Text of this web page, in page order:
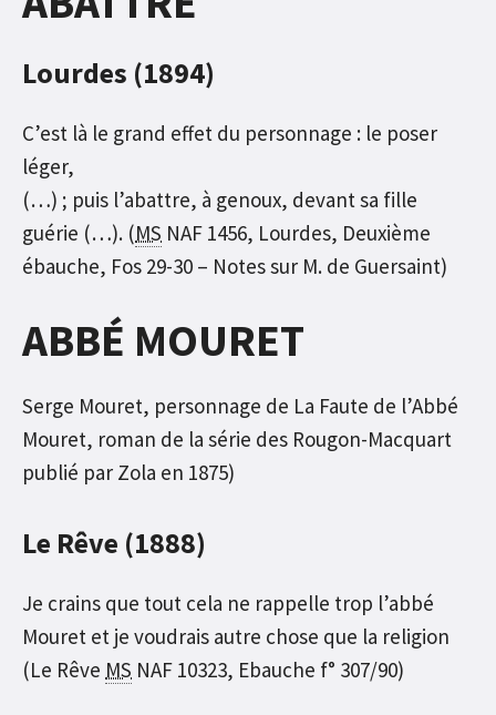
Lourdes (1894)
C’est là le grand effet du personnage : le poser
léger,
(…) ; puis l’abattre, à genoux, devant sa fille
guérie (…). (MS NAF 1456, Lourdes, Deuxième
ébauche, Fos 29-30 – Notes sur M. de Guersaint)
ABBÉ MOURET
Serge Mouret, personnage de La Faute de l’Abbé
Mouret, roman de la série des Rougon-Macquart
publié par Zola en 1875)
Le Rêve (1888)
Je crains que tout cela ne rappelle trop l’abbé
Mouret et je voudrais autre chose que la religion
(Le Rêve MS NAF 10323, Ebauche f° 307/90)